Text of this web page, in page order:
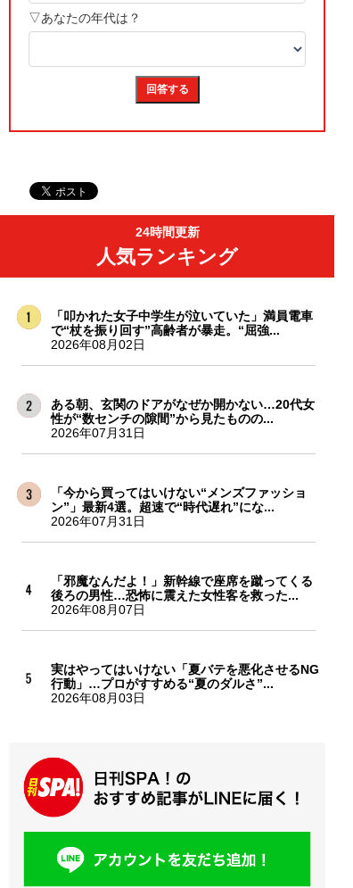
24時間更新
人気ランキング
「叩かれた女子中学生が泣いていた」満員電車
で“杖を振り回す”高齢者が暴走。“屈強...
2026年08月02日
ある朝、玄関のドアがなぜか開かない…20代女
性が“数センチの隙間”から見たものの...
2026年07月31日
「今から買ってはいけない“メンズファッショ
ン”」最新4選。超速で“時代遅れ”にな...
2026年07月31日
「邪魔なんだよ！」新幹線で座席を蹴ってくる
後ろの男性…恐怖に震えた女性客を救った...
2026年08月07日
実はやってはいけない「夏バテを悪化させるNG
行動」…プロがすすめる“夏のダルさ”...
2026年08月03日